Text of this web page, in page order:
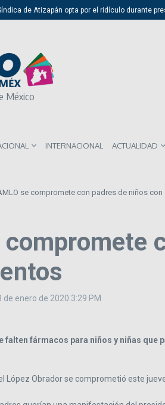
de Atizapán opta por el ridículo durante
México
INTERNACIONAL ACTUALIDAD
se compromete con padres de niños
de enero de 2020 3:29 PM
falten fármacos para niños y niñas que
López Obrador se comprometió este